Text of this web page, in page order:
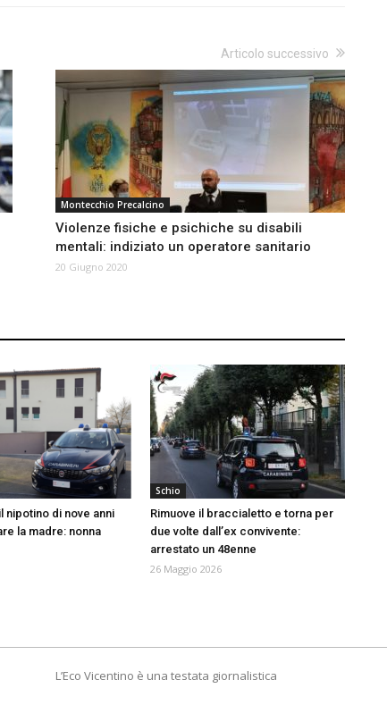
Articolo successivo
Montecchio Precalcino
Violenze fisiche e psichiche su disabili
mentali: indiziato un operatore sanitario
20 Giugno 2020
nipotino di nove anni
la madre: nonna
Schio
Rimuove il braccialetto e torna per
due volte dall’ex convivente:
arrestato un 48enne
26 Maggio 2026
L’Eco Vicentino è una testata giornalistica